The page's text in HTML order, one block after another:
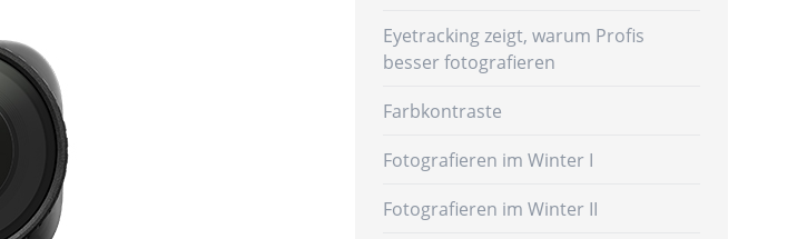
Eyetracking zeigt, warum Profis
besser fotografieren
Farbkontraste
Fotografieren im Winter I
Fotografieren im Winter II